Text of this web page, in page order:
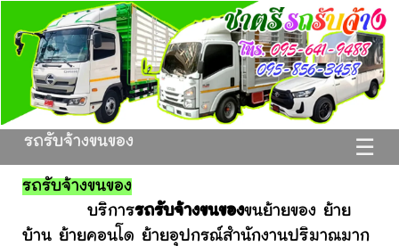
☰
รถรับจ้างขนของ
รถรับจ้างขนของ
บริการรถรับจ้างขนของขนย้ายของ ย้าย
บ้าน ย้ายคอนโด ย้ายอุปกรณ์สำนักงานปริมาณมาก